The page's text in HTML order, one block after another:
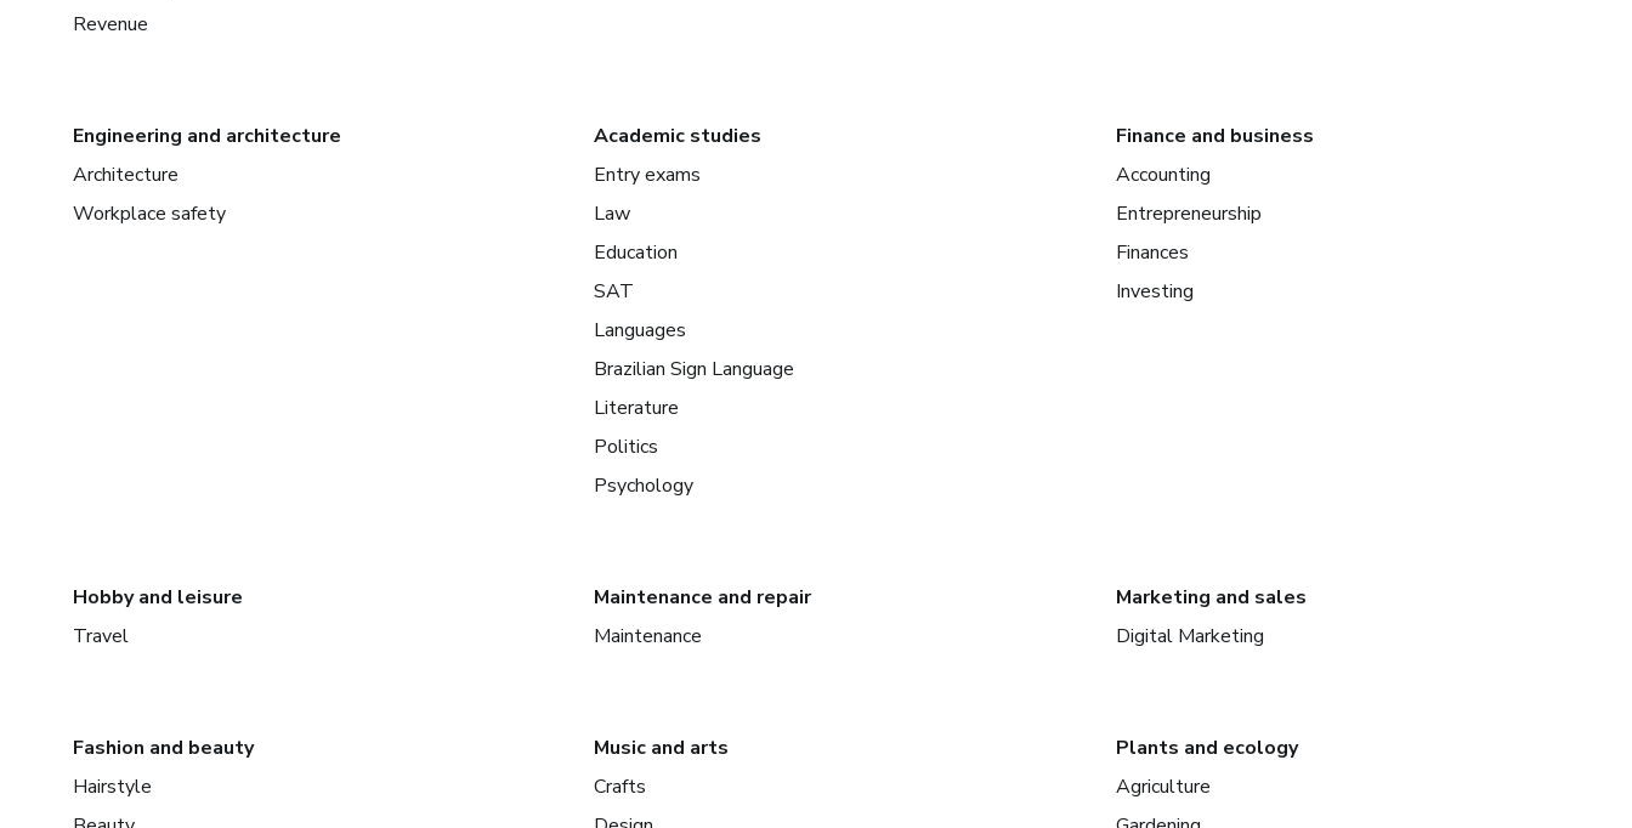
Revenue
Engineering and architecture
Architecture
Workplace safety
Academic studies
Entry exams
Law
Education
SAT
Languages
Brazilian Sign Language
Literature
Politics
Psychology
Finance and business
Accounting
Entrepreneurship
Finances
Investing
Hobby and leisure
Travel
Maintenance and repair
Maintenance
Marketing and sales
Digital Marketing
Fashion and beauty
Hairstyle
Music and arts
Crafts
Plants and ecology
Agriculture